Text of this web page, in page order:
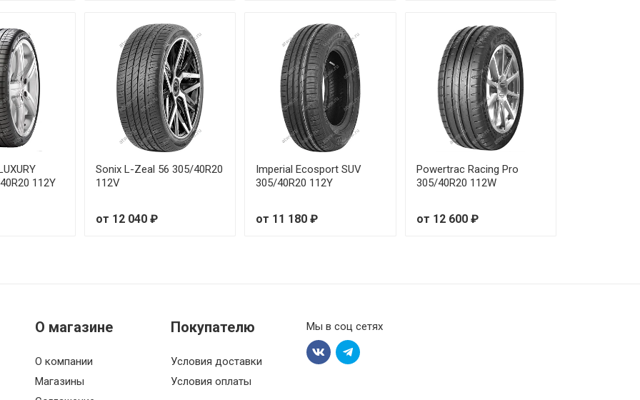
96W
96W
98Y
96V
99V
99V
102W
112Y
Sonix L-Zeal 56 305/40R20
112V
от 12 040 ₽
Imperial Ecosport SUV
305/40R20 112Y
от 11 180 ₽
Powertrac Racing Pro
305/40R20 112W
от 12 600 ₽
О магазине
О компании
Магазины
Покупателю
Условия доставки
Условия оплаты
Мы в соц сетях